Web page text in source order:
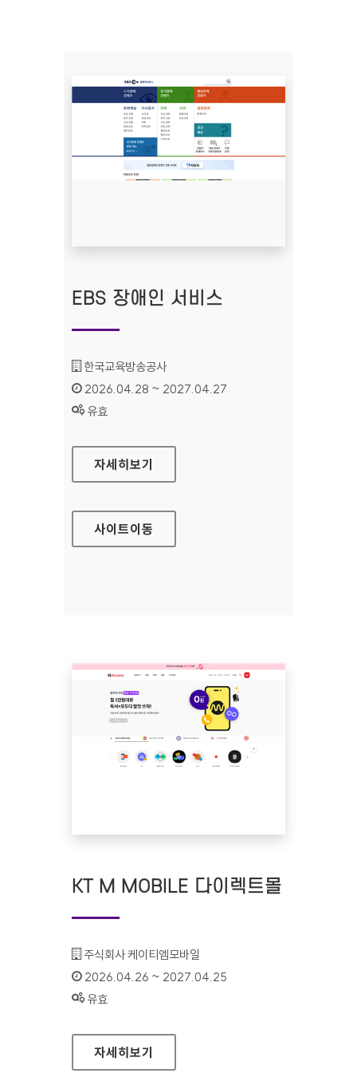
EBS 장애인 서비스
기관명 :
한국교육방송공사
인증기간 :
2026.04.28 ~ 2027.04.27
상태 :
유효
EBS 장애인 서비스
자세히보기
사이트이동
KT M MOBILE 다이렉트몰
기관명 :
주식회사 케이티엠모바일
인증기간 :
2026.04.26 ~ 2027.04.25
상태 :
유효
KT M MOBILE 다이렉트몰
자세히보기